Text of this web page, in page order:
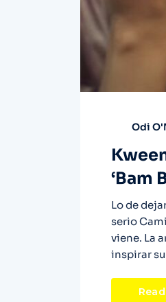
Odi
‘Bam
Lo de
serio
viene. La
inspirar
Read